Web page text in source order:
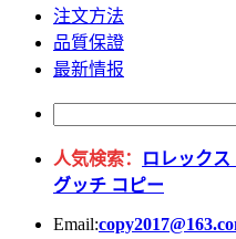
注文方法
品質保證
最新情报
人気検索： ロレックス
グッチ コピー
Email: